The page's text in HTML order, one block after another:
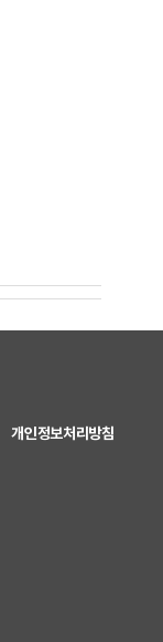
개인정보처리방침